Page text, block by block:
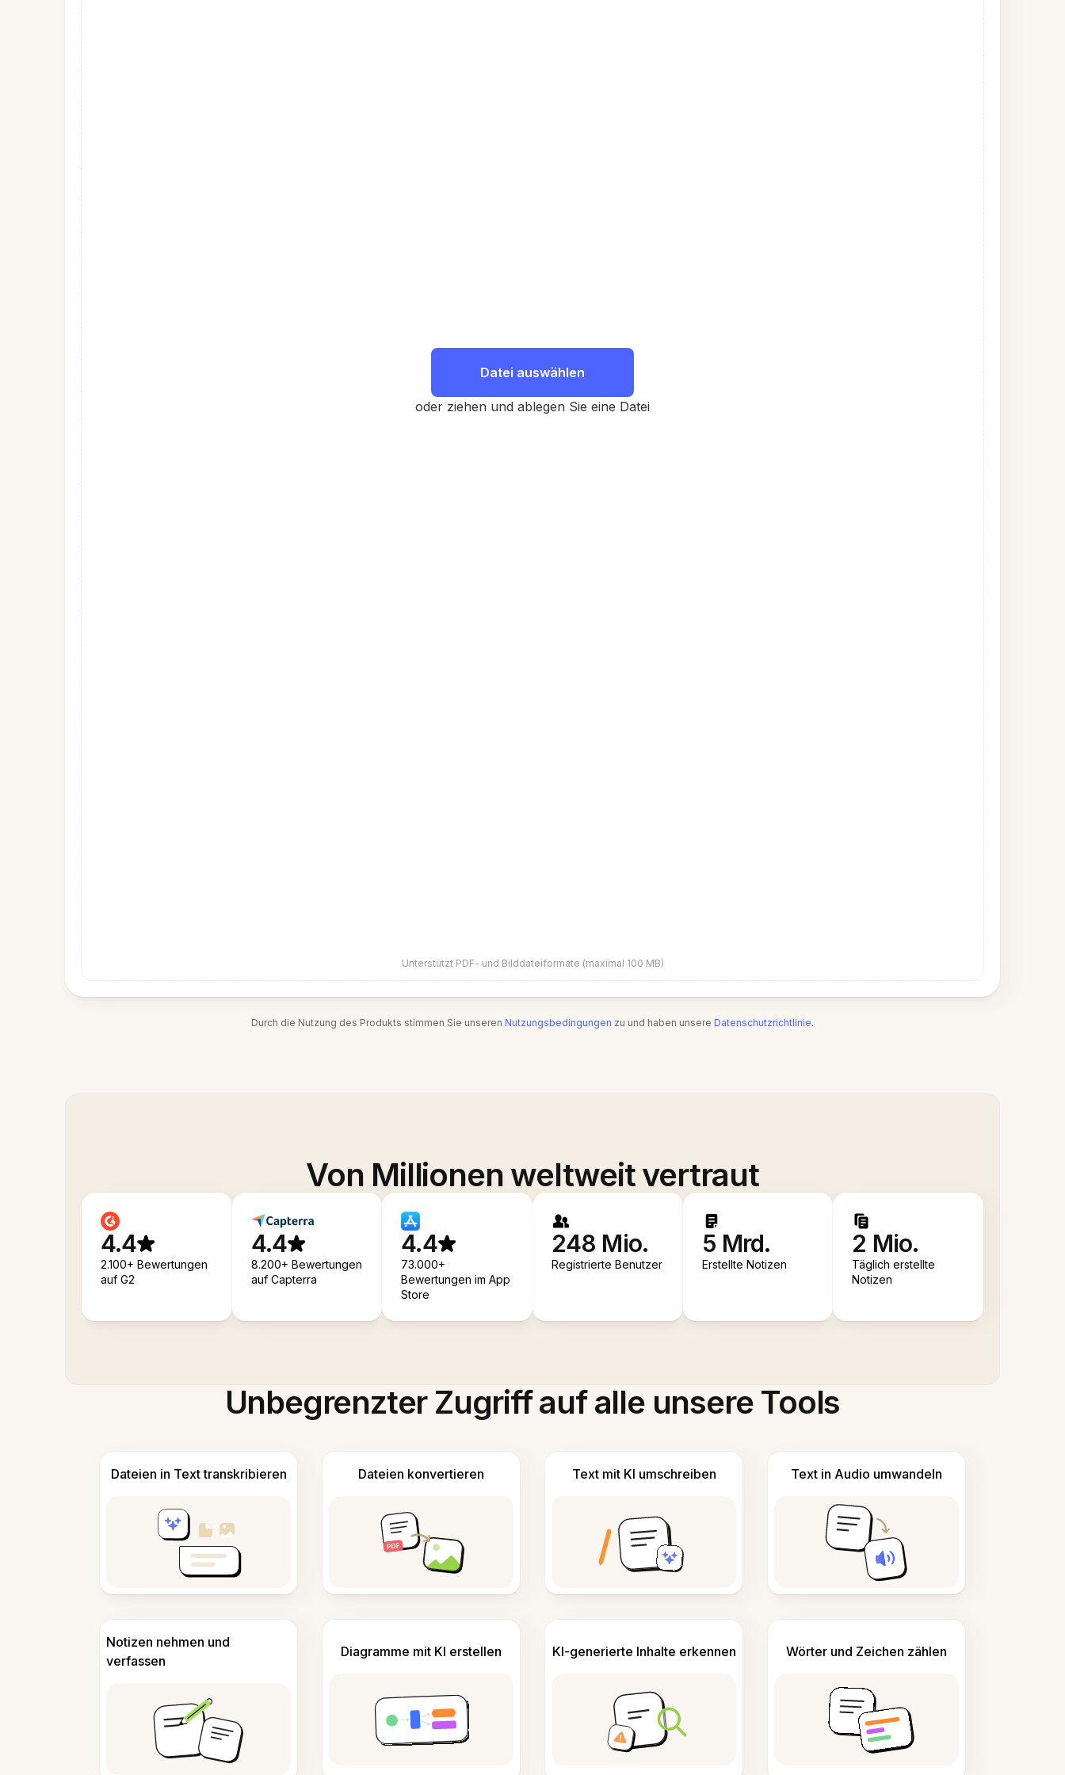
Datei auswählen
oder ziehen und ablegen Sie eine Datei
Unterstützt PDF- und Bilddateiformate (maximal 100 MB)
Durch die Nutzung des Produkts stimmen Sie unseren Nutzungsbedingungen zu und haben unsere Datenschutzrichtlinie.
Von Millionen weltweit vertraut
4.4
2.100+ Bewertungen
auf G2
4.4
8.200+ Bewertungen
auf Capterra
4.4
73.000+
Bewertungen im App
Store
248 Mio.
Registrierte Benutzer
5 Mrd.
Erstellte Notizen
2 Mio.
Täglich erstellte
Notizen
Unbegrenzter Zugriff auf alle unsere Tools
Dateien in Text transkribieren Dateien konvertieren Text mit KI umschreiben Text in Audio umwandeln
Notizen nehmen und
verfassen
Diagramme mit KI erstellen KI-generierte Inhalte erkennen Wörter und Zeichen zählen